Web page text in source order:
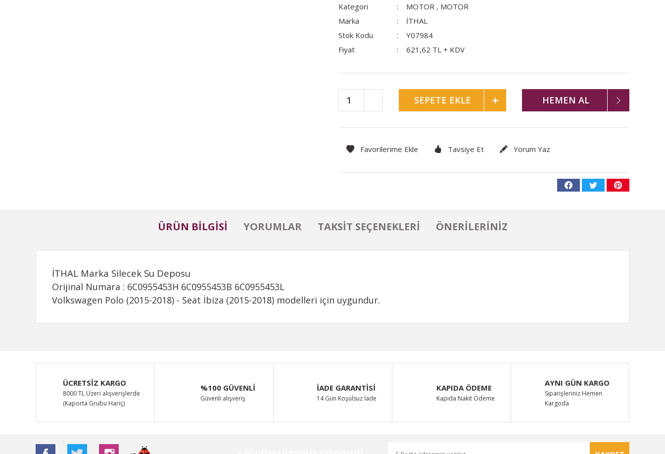
Kategori MOTOR , MOTOR
Marka
İTHAL
Stok Kodu
Y07984
Fiyat
621,62 TL + KDV
SEPETE EKLE HEMEN AL
Tavsiye Et Yorum Yaz
ÜRÜN BILGISI YORUMLAR TAKSIT SEÇENEKLERI ÖNERILERINIZ
İTHAL Marka Silecek Su Deposu
Orijinal Numara : 6C0955453H 6C0955453B 6C0955453L
Volkswagen Polo (2015-2018) - Seat İbiza (2015-2018) modelleri için uygundur.
Yorum Yaz
Ürün resmi kalitesiz, bozuk veya görüntülenemiyor.
Ürün açıklamasında eksik bilgiler bulunuyor.
Ürün bilgilerinde hatalar bulunuyor.
Ürün fiyatı diğer sitelerden daha pahalı.
ÜCRETSİZ KARGO
8000 TL Üzeri alışverişlerde
(Kaporta Grubu Hariç)
%100 GÜVENLİ
Güvenli alışveriş
İADE GARANTİSİ
14 Gün Koşulsuz İade
KAPIDA ÖDEME
Kapıda Nakit Ödeme
AYNI GÜN KARGO
Siparişleriniz Hemen
Kargoda